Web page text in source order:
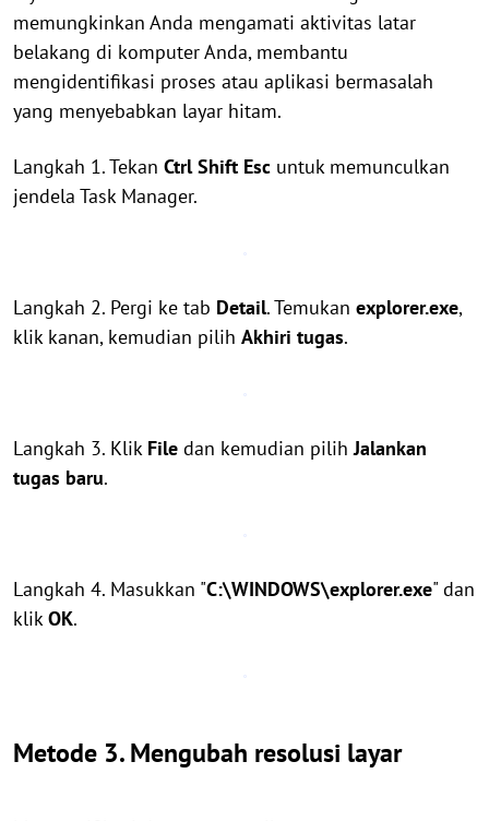
memungkinkan Anda mengamati aktivitas latar
belakang di komputer Anda, membantu
mengidentifikasi proses atau aplikasi bermasalah
yang menyebabkan layar hitam.
Langkah 1. Tekan Ctrl Shift Esc untuk memunculkan
jendela Task Manager.
Langkah 2. Pergi ke tab Detail. Temukan explorer.exe,
klik kanan, kemudian pilih Akhiri tugas.
Langkah 3. Klik File dan kemudian pilihJalankan
tugas baru.
Langkah 4. Masukkan "C:\WINDOWS\explorer.exe" dan
klikOK.
Metode 3. Mengubah resolusi layar